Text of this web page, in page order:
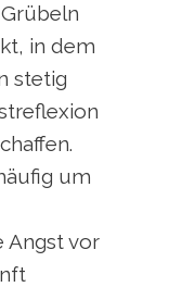
in dem
stetig
um
Angst vor